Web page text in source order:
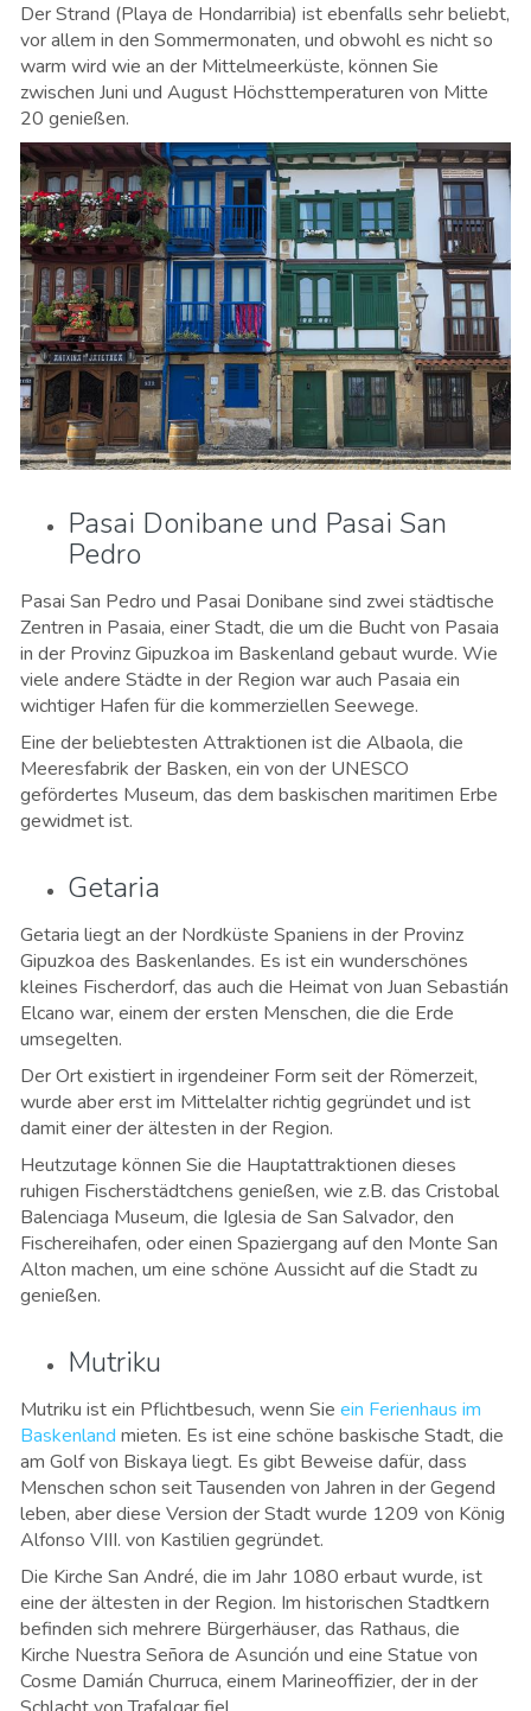
Der Strand (Playa de Hondarribia) ist ebenfalls sehr beliebt,
vor allem in den Sommermonaten, und obwohl es nicht so
warm wird wie an der Mittelmeerküste, können Sie
zwischen Juni und August Höchsttemperaturen von Mitte
20 genießen.
Pasai Donibane und Pasai San
Pedro
Pasai San Pedro und Pasai Donibane sind zwei städtische
Zentren in Pasaia, einer Stadt, die um die Bucht von Pasaia
in der Provinz Gipuzkoa im Baskenland gebaut wurde. Wie
viele andere Städte in der Region war auch Pasaia ein
wichtiger Hafen für die kommerziellen Seewege.
Eine der beliebtesten Attraktionen ist die Albaola, die
Meeresfabrik der Basken, ein von der UNESCO
gefördertes Museum, das dem baskischen maritimen Erbe
gewidmet ist.
Getaria
Getaria liegt an der Nordküste Spaniens in der Provinz
Gipuzkoa des Baskenlandes. Es ist ein wunderschönes
kleines Fischerdorf, das auch die Heimat von Juan Sebastián
Elcano war, einem der ersten Menschen, die die Erde
umsegelten.
Der Ort existiert in irgendeiner Form seit der Römerzeit,
wurde aber erst im Mittelalter richtig gegründet und ist
damit einer der ältesten in der Region.
Heutzutage können Sie die Hauptattraktionen dieses
ruhigen Fischerstädtchens genießen, wie z.B. das Cristobal
Balenciaga Museum, die Iglesia de San Salvador, den
Fischereihafen, oder einen Spaziergang auf den Monte San
Alton machen, um eine schöne Aussicht auf die Stadt zu
genießen.
Mutriku
Mutriku ist ein Pflichtbesuch, wenn Sie ein Ferienhaus im
Baskenland mieten. Es ist eine schöne baskische Stadt, die
am Golf von Biskaya liegt. Es gibt Beweise dafür, dass
Menschen schon seit Tausenden von Jahren in der Gegend
leben, aber diese Version der Stadt wurde 1209 von König
Alfonso VIII. von Kastilien gegründet.
Die Kirche San André, die im Jahr 1080 erbaut wurde, ist
eine der ältesten in der Region. Im historischen Stadtkern
befinden sich mehrere Bürgerhäuser, das Rathaus, die
Kirche Nuestra Señora de Asunción und eine Statue von
Cosme Damián Churruca, einem Marineoffizier, der in der